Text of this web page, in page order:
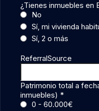
¿Tienes inmuebles en
No
Sí, mi vivienda
Sí, 2 o más
ReferralSource
Patrimonio total a
inmuebles) *
0 - 60.000€